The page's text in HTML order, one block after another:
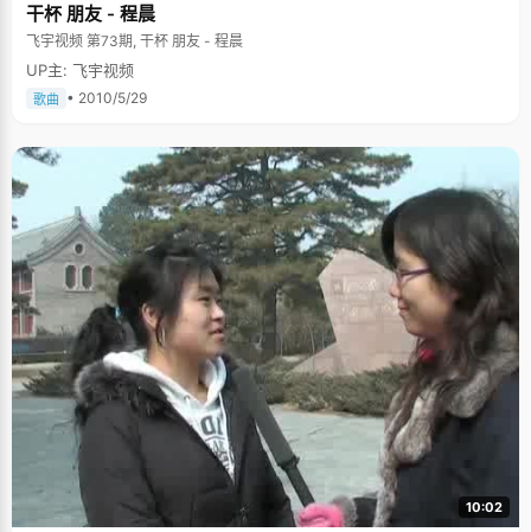
干杯 朋友 - 程晨
飞宇视频 第73期, 干杯 朋友 - 程晨
UP主: 飞宇视频
歌曲 • 2010/5/29
10:02